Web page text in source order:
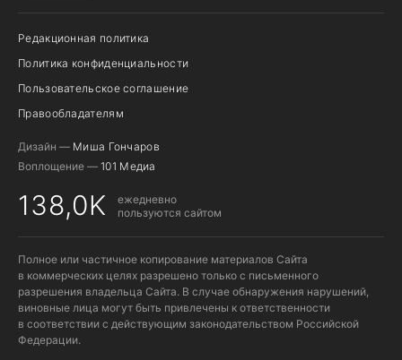
Редакционная политика
Политика конфиденциальности
Пользовательское соглашение
Правообладателям
Дизайн — Миша Гончаров
Воплощение — 101 Медиа
138,0K
ежедневно
пользуются сайтом
Полное или частичное копирование материалов Сайта
в коммерческих целях разрешено только с письменного
разрешения владельца Сайта. В случае обнаружения нарушений,
виновные лица могут быть привлечены к ответственности
в соответствии с действующим законодательством Российской
Федерации.